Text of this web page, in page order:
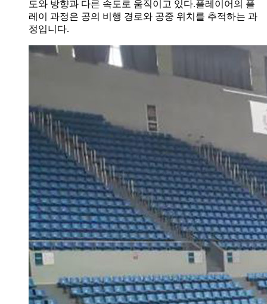
도와 방향과 다른 속도로 움직이고 있다.플레이어의 플
레이 과정은 공의 비행 경로와 공중 위치를 추적하는 과
정입니다.